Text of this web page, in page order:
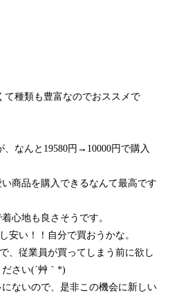
種類も豊富なのでおススメで
なんと19580円→10000円で購入
商品を購入できるなんて最高です
心地も良さそうです。
安い！！自分で買おうかな。
、従業員が買ってしまう前に欲し
さい(´艸｀*)
ないので、是非この機会に新しい